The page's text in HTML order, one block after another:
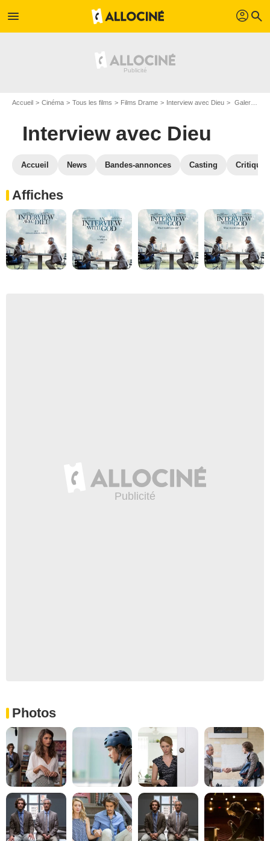
menu profil search
Accueil Cinéma Tous les films Films Drame Interview avec Dieu Galerie photos du film Interview avec Dieu
Interview avec Dieu
Accueil News Bandes-annonces Casting
Affiches
Photos